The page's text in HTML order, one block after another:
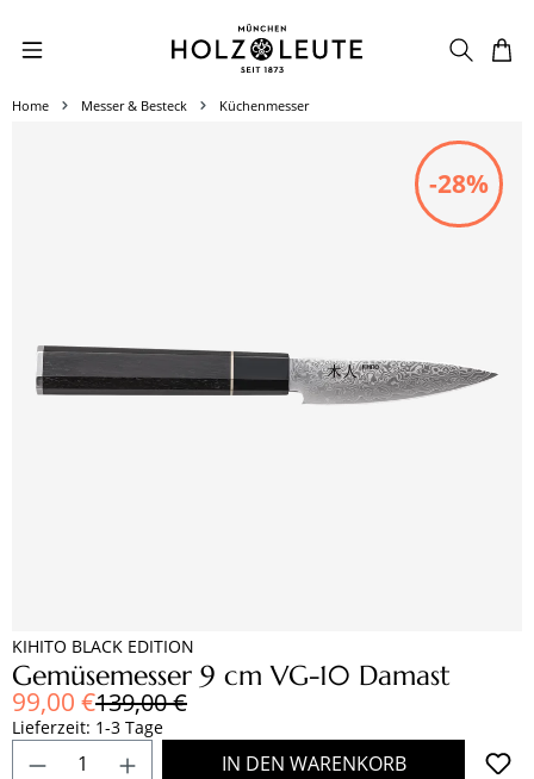
Zum Hauptinhalt springen
Home Messer & Besteck Küchenmesser
KIHITO BLACK EDITION
Gemüsemesser 9 cm VG-10 Damast
Verkaufspreis:
Regulärer Preis:
139,00 €
99,00 €
Lieferzeit: 1-3 Tage
Produkt Anzahl: Gib den gewünschten
IN DEN WARENKORB
-28%